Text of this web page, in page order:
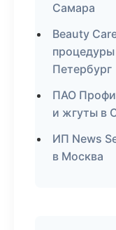
Самара
Beauty
Петербург
ПАО
и жгуты в
ИП News
в Москва